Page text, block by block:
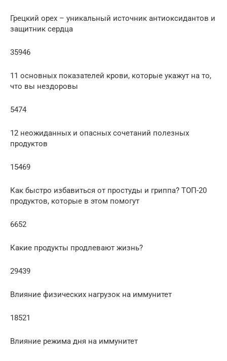
Грецкий орех – уникальный источник антиоксидантов и
защитник сердца
35946
11 основных показателей крови, которые укажут на то,
что вы нездоровы
5474
12 неожиданных и опасных сочетаний полезных
продуктов
15469
Как быстро избавиться от простуды и гриппа? ТОП-20
продуктов, которые в этом помогут
6652
Какие продукты продлевают жизнь?
29439
Влияние физических нагрузок на иммунитет
18521
Влияние режима дня на иммунитет